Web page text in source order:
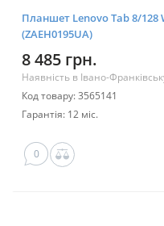
Планшет Lenovo Tab 8/128
(ZAEH0195UA)
8 485 грн.
Наявність в Івано-
Код товару: 3565141
Гарантія: 12 міс.
0